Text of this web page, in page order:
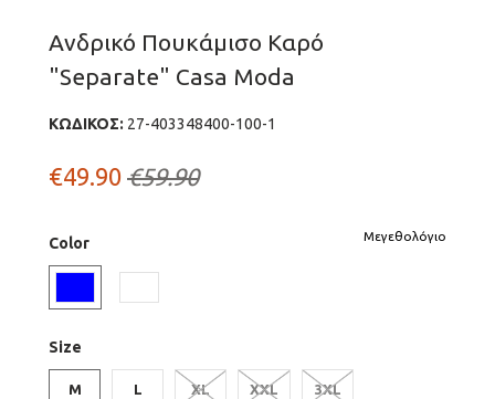
Ανδρικό Πουκάμισο Καρό
"Separate" Casa Moda
ΚΩΔΙΚΟΣ: 27-403348400-100-1
€49.90 €59.90
Μεγεθολόγιο
Color
Size
M L XL XXL 3XL